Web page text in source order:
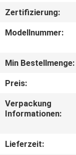
UNS
FABRIK-
AUSFLUG
TRETEN
SIE
Zertifizierung:
Modellnummer:
Min Bestellmenge:
Preis:
Verpackung
Informationen:
Lieferzeit: